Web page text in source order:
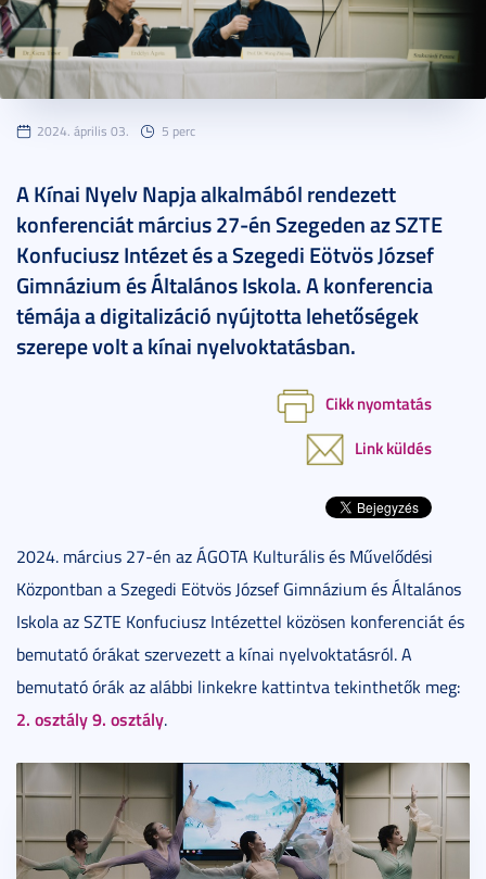
2024. április 03. 5 perc
A Kínai Nyelv Napja alkalmából rendezett
konferenciát március 27-én Szegeden az SZTE
Konfuciusz Intézet és a Szegedi Eötvös József
Gimnázium és Általános Iskola. A konferencia
témája a digitalizáció nyújtotta lehetőségek
szerepe volt a kínai nyelvoktatásban.
Cikk nyomtatás
Link küldés
2024. március 27-én az ÁGOTA Kulturális és Művelődési
Központban a Szegedi Eötvös József Gimnázium és Általános
Iskola az SZTE Konfuciusz Intézettel közösen konferenciát és
bemutató órákat szervezett a kínai nyelvoktatásról. A
bemutató órák az alábbi linkekre kattintva tekinthetők meg:
2. osztály9. osztály.